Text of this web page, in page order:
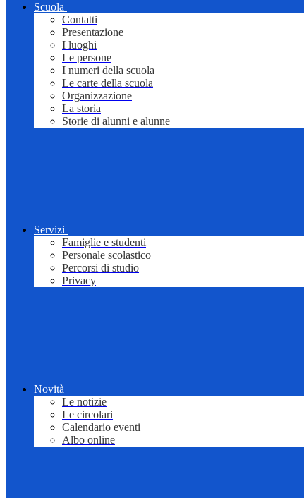
Scuola
Contatti
Presentazione
I luoghi
Le persone
I numeri della scuola
Le carte della scuola
Organizzazione
La storia
Storie di alunni e alunne
Servizi
Famiglie e studenti
Personale scolastico
Percorsi di studio
Privacy
Novità
Le notizie
Le circolari
Calendario eventi
Albo online